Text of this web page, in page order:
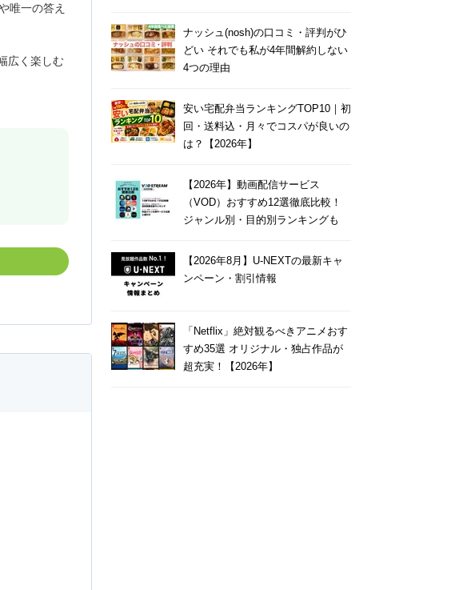
唯一の答え
広く楽しむ
ナッシュ(nosh)の口コミ・評判がひ
どい それでも私が4年間解約しない
4つの理由
安い宅配弁当ランキングTOP10｜初
回・送料込・月々でコスパが良いの
は？【2026年】
【2026年】動画配信サービス
（VOD）おすすめ12選徹底比較！
ジャンル別・目的別ランキングも
【2026年8月】U-NEXTの最新キャ
ンペーン・割引情報
「Netflix」絶対観るべきアニメおす
すめ35選 オリジナル・独占作品が
超充実！【2026年】